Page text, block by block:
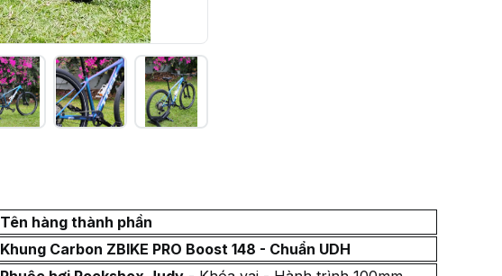
Tên hàng thành phần
Khung Carbon ZBIKE PRO Boost 148 - Chuẩn UDH